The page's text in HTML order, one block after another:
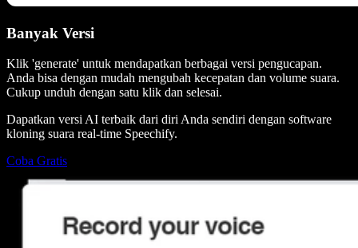
Banyak Versi
Klik 'generate' untuk mendapatkan berbagai versi pengucapan.
Anda bisa dengan mudah mengubah kecepatan dan volume suara.
Cukup unduh dengan satu klik dan selesai.
Dapatkan versi AI terbaik dari diri Anda sendiri dengan software
kloning suara real-time Speechify.
Coba Gratis